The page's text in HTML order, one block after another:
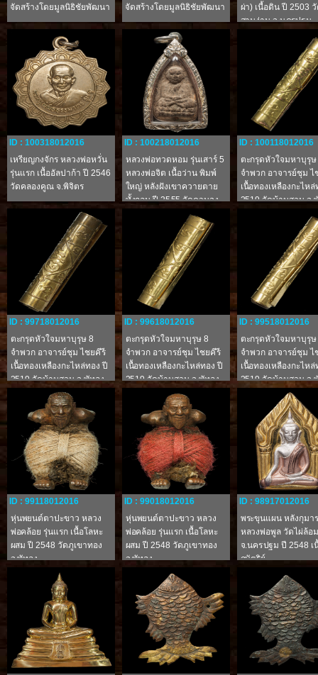
จัดสร้างโดยมูลนิธิชัยพัฒนา
จัดสร้างโดยมูลนิธิชัยพัฒนา
ผ่า) เนื้อดิน ปี 2503
สามง่าม จ.นครปฐม
ID : 100318012016
เหรียญกงจักร หลวงพ่อหวั่น
รุ่นแรก เนื้ออัลปาก้า ปี 2546
วัดคลองคูณ จ.พิจิตร
ID : 100218012016
หลวงพ่อทวดหอม รุ่นเสาร์ 5
หลวงพ่อจิต เนื้อว่าน พิมพ์
ใหญ่ หลังฝังเขาควายตาย
ทั้งกลม ปี 2555 วัดควนจง
(วัดภูเขาล้อม) จ.สงขลา
ID : 100118012016
ตะกรุดหัวใจมหาบุรุษ
จำพวก อาจารย์ชุม ไ
เนื้อทองเหลืองกะไห
2519 วัดบ้านสวน จ.
ID : 99718012016
ตะกรุดหัวใจมหาบุรุษ 8
จำพวก อาจารย์ชุม ไชยคีรี
เนื้อทองเหลืองกะไหล่ทอง ปี
2519 วัดบ้านสวน จ.พัทลุง
ID : 99618012016
ตะกรุดหัวใจมหาบุรุษ 8
จำพวก อาจารย์ชุม ไชยคีรี
เนื้อทองเหลืองกะไหล่ทอง ปี
2519 วัดบ้านสวน จ.พัทลุง
ID : 99518012016
ตะกรุดหัวใจมหาบุรุษ
จำพวก อาจารย์ชุม ไ
เนื้อทองเหลืองกะไห
2519 วัดบ้านสวน จ.
ID : 99118012016
หุ่นพยนต์ตาปะขาว หลวง
พ่อคล้อย รุ่นแรก เนื้อโลหะ
ผสม ปี 2548 วัดภูเขาทอง
จ.พัทลุง
ID : 99018012016
หุ่นพยนต์ตาปะขาว หลวง
พ่อคล้อย รุ่นแรก เนื้อโลหะ
ผสม ปี 2548 วัดภูเขาทอง
จ.พัทลุง
ID : 98917012016
พระขุนแผน หลังกุมา
หลวงพ่อพูล วัดไผ่ล้อ
จ.นครปฐม ปี 2548 เ
กษัตริย์